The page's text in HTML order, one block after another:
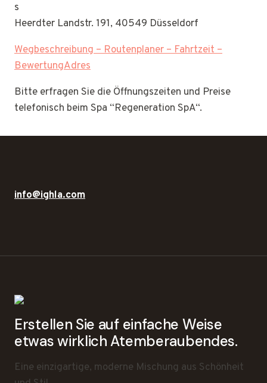
Heerdter Landstr. 191, 40549 Düsseldorf
Wegbeschreibung – Routenplaner – Fahrtzeit –
BewertungAdres
Bitte erfragen Sie die Öffnungszeiten und Preise
telefonisch beim Spa “Regeneration SpA“.
info@ighla.com
Erstellen Sie auf einfache Weise
etwas wirklich Atemberaubendes.
Eine einzigartige, moderne Mischung aus Schönheit